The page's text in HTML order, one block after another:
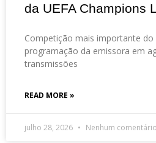
da UEFA Champions
Competição mais importante
programação da emissora em
transmissões
READ MORE »
julho 28, 2026 Nenhum comentário